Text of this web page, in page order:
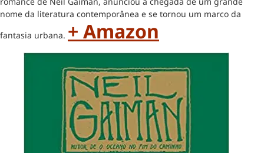
nome da literatura contemporânea e se tornou um marco da
fantasia urbana. + Amazon